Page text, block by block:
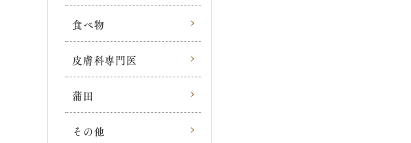
食べ物
皮膚科専門医
蒲田
その他